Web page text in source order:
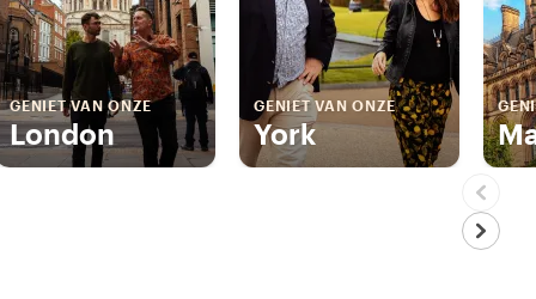
GENIET VAN ONZE
London
GENIET VAN ONZE
York